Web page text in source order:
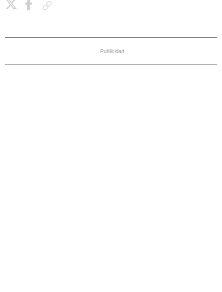
Publicidad